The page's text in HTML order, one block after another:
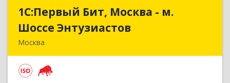
1С:Первый Бит, Москва - м.
Шоссе Энтузиастов
Москва
1С:Первый Бит, Москва - м.
Шоссе Энтузиастов